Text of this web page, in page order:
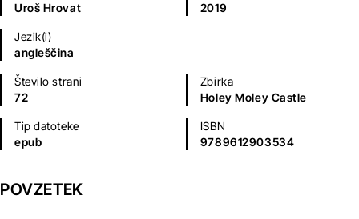
Uroš Hrovat
2019
Jezik(i)
angleščina
Število strani
72
Zbirka
Holey Moley Castle
Tip datoteke
epub
ISBN
9789612903534
POVZETEK